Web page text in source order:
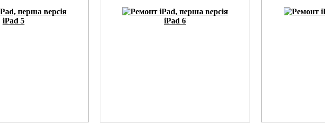
iPad 5 iPad 6